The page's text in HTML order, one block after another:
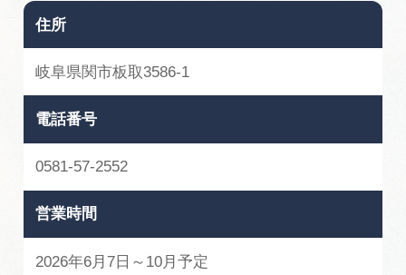
住所
岐阜県関市板取3586-1
電話番号
0581-57-2552
営業時間
2026年6月7日～10月予定